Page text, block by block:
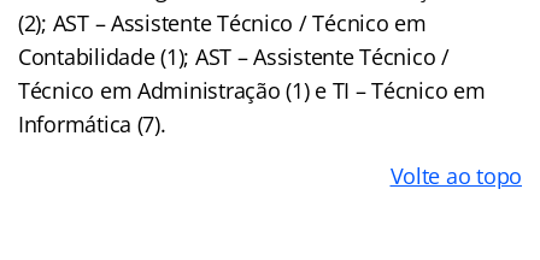
(2); AST – Assistente Técnico / Técnico em
Contabilidade (1); AST – Assistente Técnico /
Técnico em Administração (1) e TI – Técnico em
Informática (7).
Volte ao topo